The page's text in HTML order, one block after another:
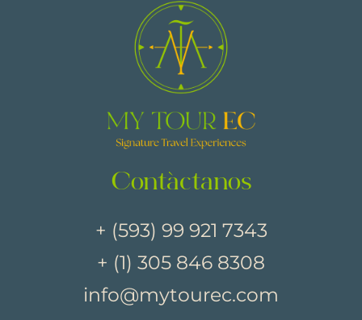
Contáctanos
+ (593) 99 921 7343
+ (1) 305 846 8308
info@mytourec.com